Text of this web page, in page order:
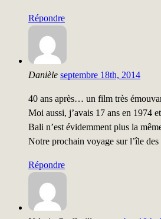
Répondre
Danièle septembre 18th, 2014
40 ans après… un film très
Moi aussi, j’avais 17 ans en 1974
Bali n’est évidemment plus la
Notre prochain voyage sur l’île
Répondre